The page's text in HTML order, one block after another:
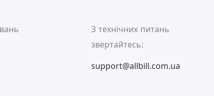
З технічних питань
звертайтесь:
support@allbill.com.ua